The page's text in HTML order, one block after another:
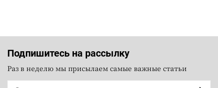
Подпишитесь на рассылку
Раз в неделю мы присылаем самые важные статьи